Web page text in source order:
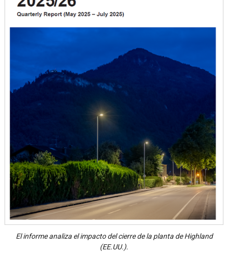
El informe analiza el impacto del cierre de la planta de Highland
(EE.UU.).